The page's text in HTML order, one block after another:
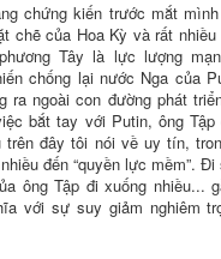
chứng kiến trước mắt
chẽ của Hoa Kỳ và rất
Tây là lực lượng
chống lại nước Nga của
ra ngoài con đường phát
bắt tay với Putin, ông
trên đây tôi nói về uy tín,
đến “quyền lực mềm”.
ông Tập đi xuống nhiều...
với sự suy giảm nghiêm